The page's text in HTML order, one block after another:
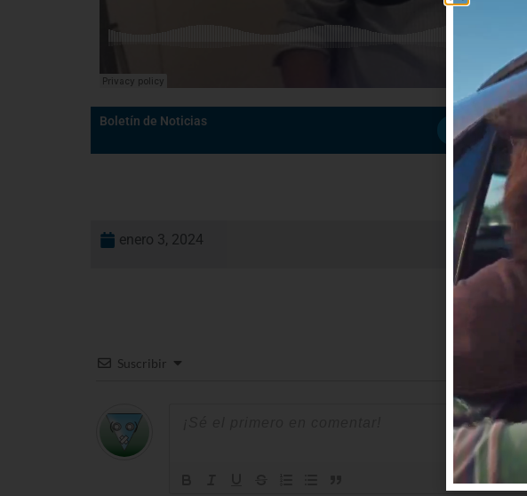
Boletín de Noticias
Suscribirme
enero 3, 2024
Suscribir